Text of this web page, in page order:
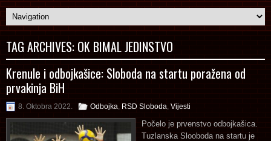
TAG ARCHIVES: OK BIMAL JEDINSTVO
Krenule i odbojkašice: Sloboda na startu poražena od
prvakinja BiH
8. Oktobra 2022. Odbojka RSD Sloboda Vijesti
Počelo je prvenstvo odbojkašica.
Tuzlanska Slooboda na startu je